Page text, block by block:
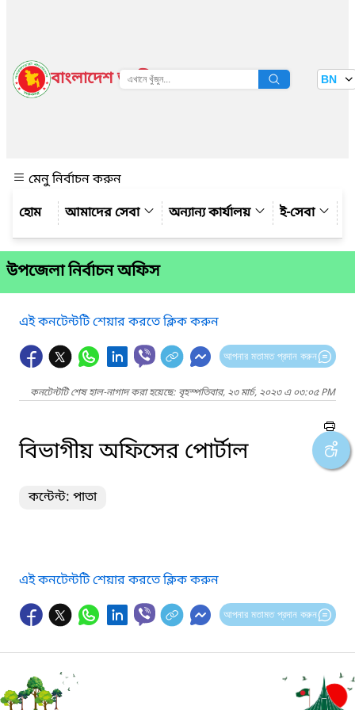
বাংলাদেশ জাতীয় তথ্য বাতায়ন BN
মেনু নির্বাচন করুন
আমাদের সেবা
অন্যান্য কার্যালয় ই-সেবা
উপজেলা নির্বাচন অফিস
এই কনটেন্টটি শেয়ার করতে ক্লিক করুন
আপনার মতামত প্রদান করুন
কনটেন্টটি শেষ হাল-নাগাদ করা হয়েছে: বৃহস্পতিবার, ২৩ মার্চ, ২০২৩ এ ০৩:০৫ PM
বিভাগীয় অফিসের পোর্টাল
কন্টেন্ট: পাতা
এই কনটেন্টটি শেয়ার করতে ক্লিক করুন
আপনার মতামত প্রদান করুন